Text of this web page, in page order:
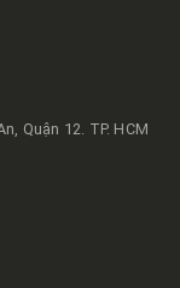
Quận 12. TP. HCM